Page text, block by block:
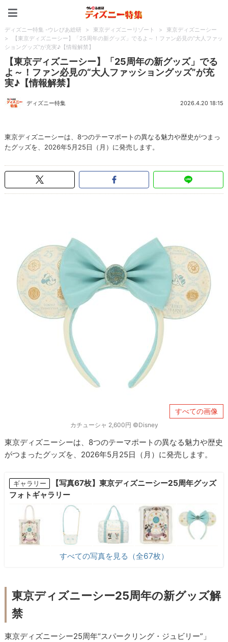
ディズニー特集 -ウレぴあ総研 > 東京ディズニーリゾート >
東京ディズニーシー
>
【東京ディズニーシー】「25周年の新グッズ」でるよ～！ファン必見の“大人ファッ
ショングッズ”が充実♪【情報解禁】
【東京ディズニーシー】「25周年の新グッズ」でる
よ～！ファン必見の“大人ファッショングッズ”が充
実♪【情報解禁】
ディズニー特集 2026.4.20 18:15
東京ディズニーシーは、8つのテーマポートの異なる魅力や歴史がつまっ
たグッズを、2026年5月25日（月）に発売します。
すべての画像
カチューシャ 2,600円 ©Disney
東京ディズニーシーは、8つのテーマポートの異なる魅力や歴史
がつまったグッズを、2026年5月25日（月）に発売します。
ギャラリー
【写真67枚】東京ディズニーシー25周年グッズ
フォトギャラリー
すべての写真を見る（全67枚）
東京ディズニーシー25周年の新グッズ解
禁
東京ディズニーシー25周年“スパークリング・ジュビリー”」